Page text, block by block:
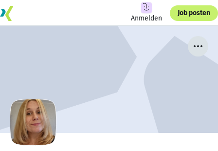
Anmelden
Job posten